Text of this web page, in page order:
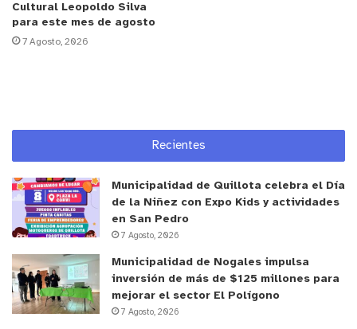
y tú, ¿qué opinas?
Cultural Leopoldo Silva
para este mes de agosto
7 Agosto, 2026
Recientes
Municipalidad de Quillota celebra el Día
de la Niñez con Expo Kids y actividades
en San Pedro
7 Agosto, 2026
Municipalidad de Nogales impulsa
inversión de más de $125 millones para
mejorar el sector El Polígono
7 Agosto, 2026